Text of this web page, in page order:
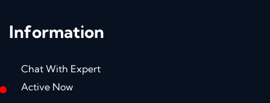
Information
Chat With Expert
Active Now